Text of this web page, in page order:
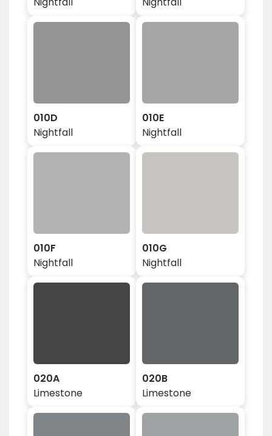
010D
Nightfall
010E
Nightfall
010F
Nightfall
010G
Nightfall
020A
Limestone
020B
Limestone